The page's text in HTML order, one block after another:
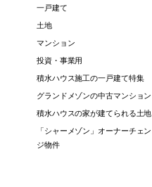
一戸建て
土地
マンション
投資・事業用
積水ハウス施工の一戸建て特集
グランドメゾンの中古マンション
積水ハウスの家が建てられる土地
「シャーメゾン」オーナーチェン
ジ物件